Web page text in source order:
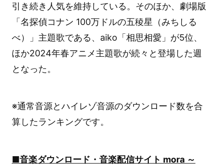
引き続き人気を維持している。そのほか、劇場版
「名探偵コナン 100万ドルの五稜星（みちしる
べ）」主題歌である、aiko「相思相愛」が5位、
ほか2024年春アニメ主題歌が続々と登場した週
となった。
※通常音源とハイレゾ音源のダウンロード数を合
算したランキングです。
■音楽ダウンロード・音楽配信サイト mora ～